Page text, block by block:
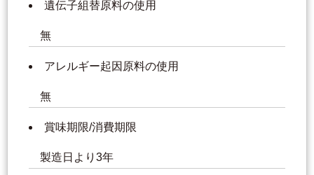
遺伝子組替原料の使用
無
アレルギー起因原料の使用
無
賞味期限/消費期限
製造日より3年